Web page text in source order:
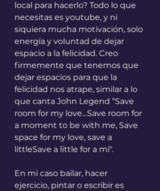
local para hacerlo? Todo lo que
necesitas es youtube, y ni
siquiera mucha motivación, solo
energía y voluntad de dejar
espacio a la felicidad. Creo
firmemente que tenemos que
dejar espacios para que la
felicidad nos atrape, similar a lo
que canta John Legend “Save
room for my love…Save room for
a moment to be with me, Save
space for my love, save a
littleSave a little for a mí".
En mi caso bailar, hacer
ejercicio, pintar o escribir es